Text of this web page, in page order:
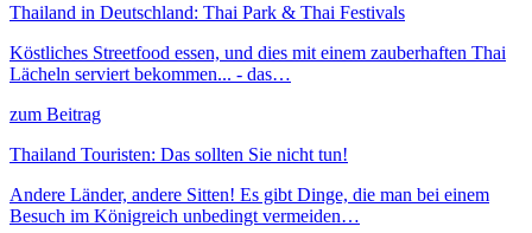
Thailand in Deutschland: Thai Park & Thai Festivals
Köstliches Streetfood essen, und dies mit einem zauberhaften Thai
Lächeln serviert bekommen... - das…
zum Beitrag
Thailand Touristen: Das sollten Sie nicht tun!
Andere Länder, andere Sitten! Es gibt Dinge, die man bei einem
Besuch im Königreich unbedingt vermeiden…